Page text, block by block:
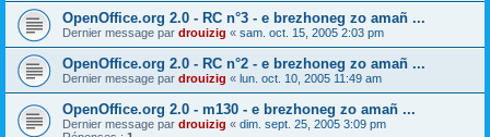
OpenOffice.org 2.0 - RC n°3 - e brezhoneg zo amañ ...
Dernier message par drouizig « sam. oct. 15, 2005 2:03 pm
OpenOffice.org 2.0 - RC n°2 - e brezhoneg zo amañ ...
Dernier message par drouizig « lun. oct. 10, 2005 11:49 am
OpenOffice.org 2.0 - m130 - e brezhoneg zo amañ ...
Dernier message par drouizig « dim. sept. 25, 2005 3:09 pm